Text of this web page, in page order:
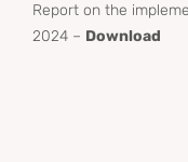
Report on the
2024 – Download